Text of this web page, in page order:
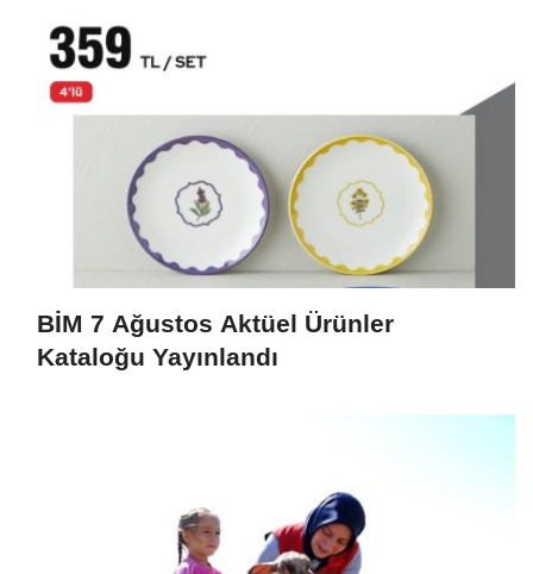
BİM 7 Ağustos Aktüel Ürünler
Kataloğu Yayınlandı